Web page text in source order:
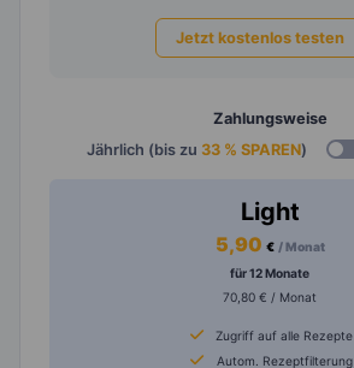
Jetzt kostenlos testen
Zahlungsweise
Jährlich (bis zu 33 % SPAREN)
Light
5,90 € / Monat
für 12 Monate
70,80 € / Monat
Zugriff auf alle Rezepte
Autom. Rezeptfilterung